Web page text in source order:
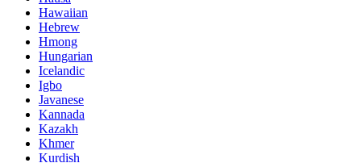
Hawaiian
Hebrew
Hmong
Hungarian
Icelandic
Igbo
Javanese
Kannada
Kazakh
Khmer
Kurdish